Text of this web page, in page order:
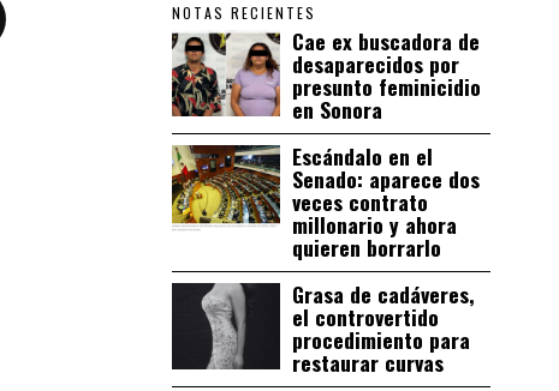
NOTAS RECIENTES
Cae ex buscadora de
desaparecidos por
presunto feminicidio
en Sonora
Escándalo en el
Senado: aparece dos
veces contrato
millonario y ahora
quieren borrarlo
Grasa de cadáveres,
el controvertido
procedimiento para
restaurar curvas